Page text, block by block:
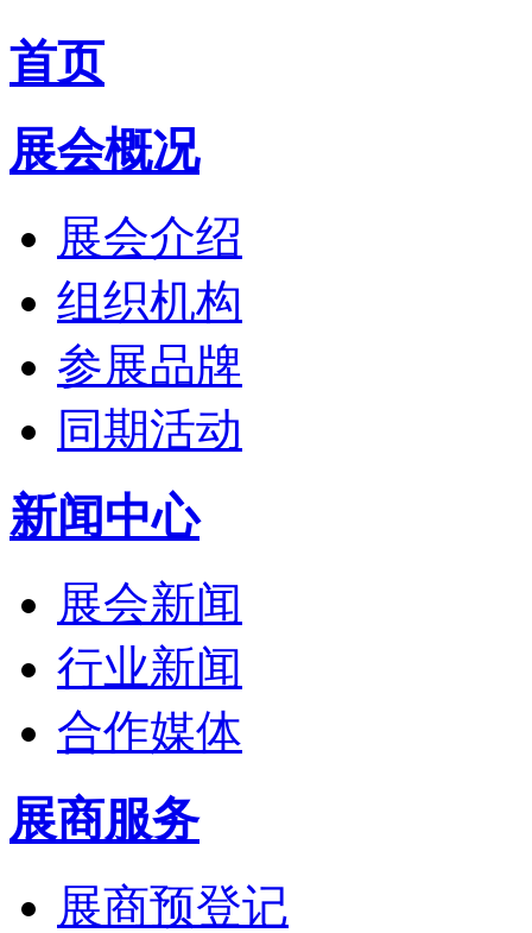
首页
展会概况
展会介绍
组织机构
参展品牌
同期活动
新闻中心
展会新闻
行业新闻
合作媒体
展商服务
展商预登记